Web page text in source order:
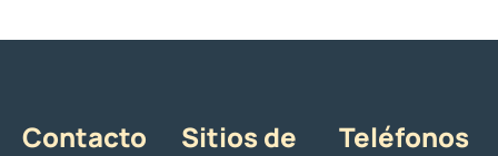
Contacto
Sitios de
Teléfonos